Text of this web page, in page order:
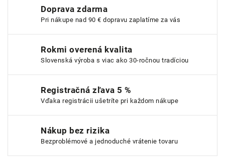
Doprava zdarma
Pri nákupe nad 90 € dopravu zaplatíme za vás
Rokmi overená kvalita
Slovenská výroba s viac ako 30-ročnou tradíciou
Registračná zľava 5 %
Vďaka registrácii ušetríte pri každom nákupe
Nákup bez rizika
Bezproblémové a jednoduché vrátenie tovaru